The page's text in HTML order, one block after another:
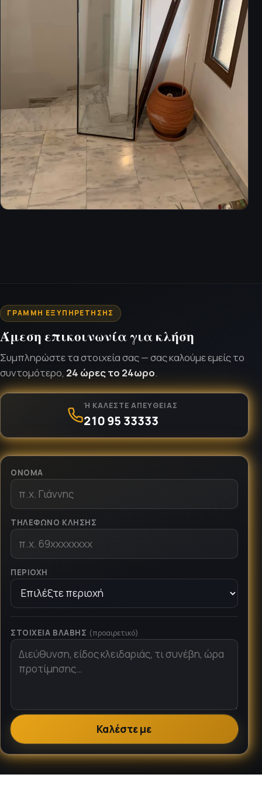
ΓΡΑΜΜΉ ΕΞΥΠΗΡΈΤΗΣΗΣ
Άμεση επικοινωνία για κλήση
Συμπληρώστε τα στοιχεία σας — σας καλούμε εμείς το
συντομότερο, 24 ώρες το 24ωρο.
Ή ΚΑΛΈΣΤΕ ΑΠΕΥΘΕΊΑΣ
210 95 33333
ΌΝΟΜΑ
ΤΗΛΈΦΩΝΟ ΚΛΉΣΗΣ
ΠΕΡΙΟΧΉ
ΣΤΟΙΧΕΊΑ ΒΛΆΒΗΣ (προαιρετικό)
Καλέστε με